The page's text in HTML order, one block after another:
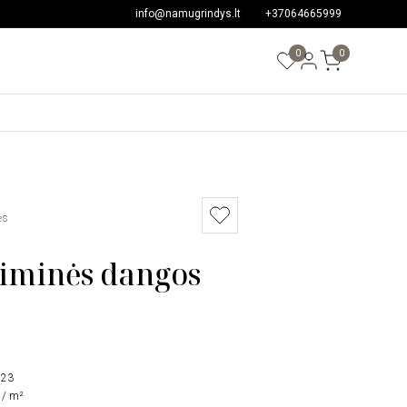
info@namugrindys.lt +37064665999
0 0
dangos
/ m²